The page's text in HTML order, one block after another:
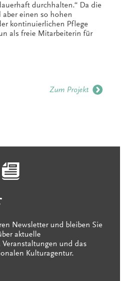
durchhalten.“ Da die
einen so hohen
kontinuierlichen Pflege
als freie Mitarbeiterin für
Zum Projekt
Newsletter und bleiben Sie
aktuelle
und das
Kulturagentur.